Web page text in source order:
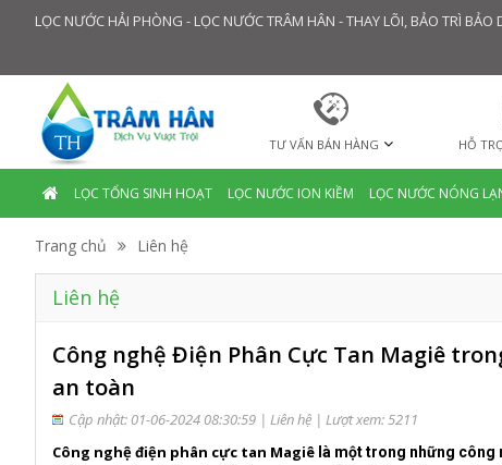
LỌC NƯỚC HẢI PHÒNG - LỌC NƯỚC TRÂM HÂN - THAY LÕI, BẢO TRÌ
TƯ VẤN BÁN HÀNG HỖ
LỌC TỔNG SINH HOẠT LỌC NƯỚC ION KIỀM LỌC NƯỚC NÓNG
Trang chủ Liên hệ
Liên hệ
Công nghệ Điện Phân Cực Tan Magiê
an toàn
Cập nhật: 01-06-2024 08:30:59 | Liên hệ | Lượt xem: 5211
Công nghệ điện phân cực tan Magiê là một trong những công